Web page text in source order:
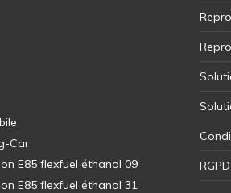
RGPD
Car
E85 flexfuel éthanol 09
E85 flexfuel éthanol 31